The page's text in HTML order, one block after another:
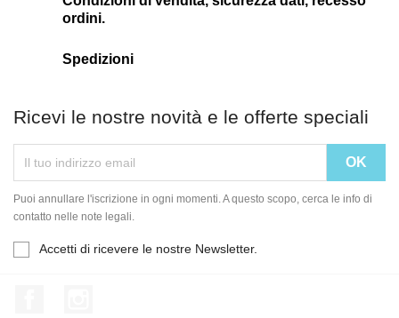
ordini.
Spedizioni
Ricevi le nostre novità e le offerte speciali
Puoi annullare l'iscrizione in ogni momenti. A questo scopo, cerca le info di
contatto nelle note legali.
Accetti di ricevere le nostre Newsletter.